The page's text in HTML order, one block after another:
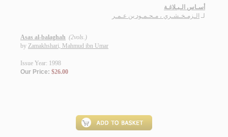
أسـاس الـبـلاغـة
لـ الـزمـخـشـري ، مـحـمـود بن عـمـر
Asas al-balaghah (2vols.)
by Zamakhshari, Mahmud ibn Umar
Issue Year: 1998
Our Price: $26.00